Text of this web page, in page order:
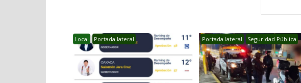
Local Portada lateral Portada lateral Seguridad Pública